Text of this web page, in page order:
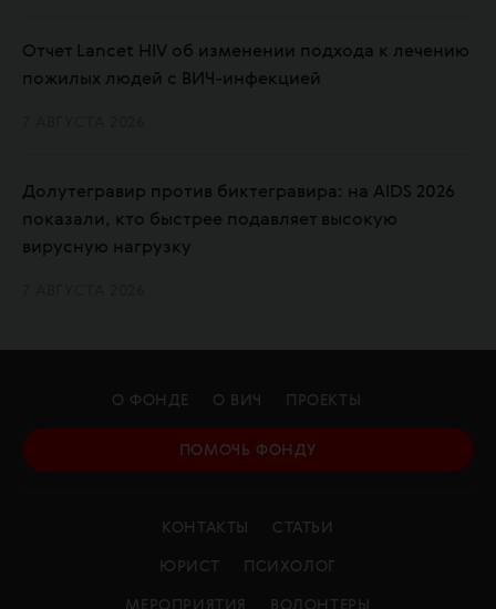
Отчет Lancet HIV об изменении подхода к лечению
пожилых людей с ВИЧ-инфекцией
Долутегравир против биктегравира: на AIDS 2026
показали, кто быстрее подавляет высокую
вирусную нагрузку
О ФОНДЕ О ВИЧ ПРОЕКТЫ
ПОМОЧЬ ФОНДУ
КОНТАКТЫ СТАТЬИ
ЮРИСТ ПСИХОЛОГ
МЕРОПРИЯТИЯ ВОЛОНТЕРЫ